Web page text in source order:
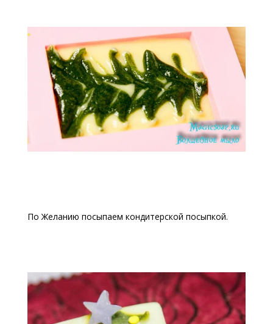
По Желанию посыпаем кондитерской посыпкой.